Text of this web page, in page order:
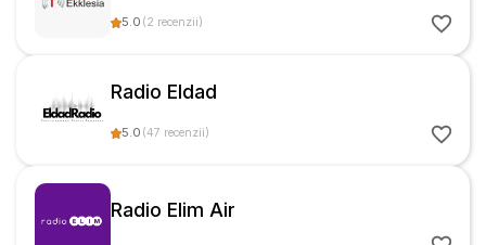
5.0 (2 recenzii)
Radio Eldad
5.0 (47 recenzii)
Radio Elim Air